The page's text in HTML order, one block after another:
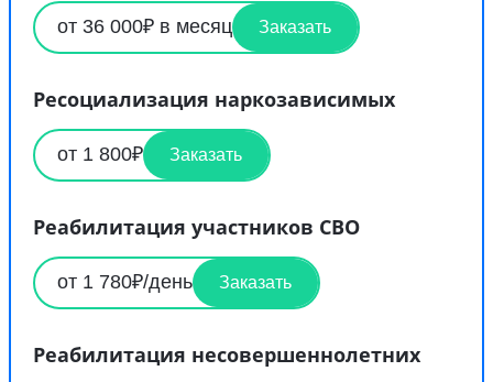
от 36 000₽ в месяц Заказать
Ресоциализация наркозависимых
от 1 800₽ Заказать
Реабилитация участников СВО
от 1 780₽/день Заказать
Реабилитация несовершеннолетних